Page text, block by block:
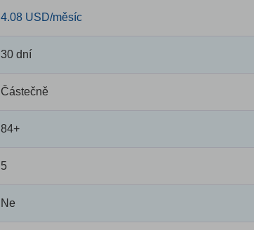
4.08 USD/měsíc
30 dní
Částečně
84+
5
Ne